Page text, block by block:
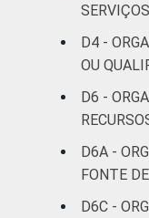
Fonte:
Estudos
Pesquisa
D4 -
OU
D6 -
D6A -
FONTE
D6C -